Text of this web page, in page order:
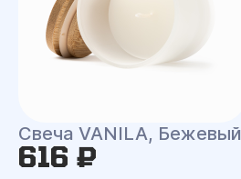
Свеча VANILA, Бежевый
616 ₽